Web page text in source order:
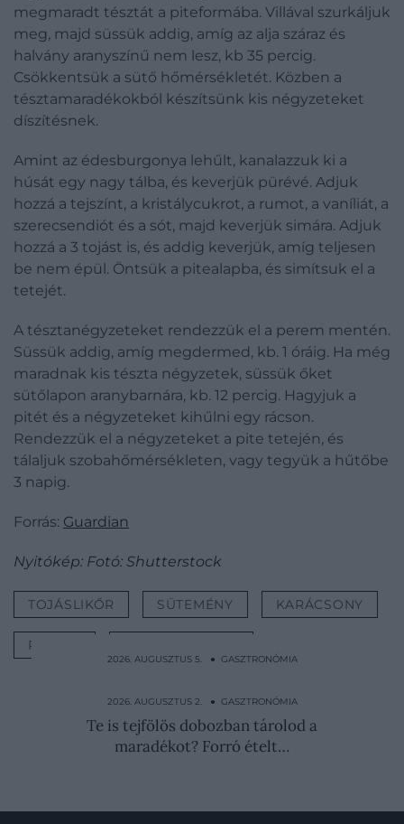
megmaradt tésztát a piteformába. Villával szurkáljuk
meg, majd süssük addig, amíg az alja száraz és
halvány aranyszínű nem lesz, kb 35 percig.
Csökkentsük a sütő hőmérsékletét. Közben a
tésztamaradékokból készítsünk kis négyzeteket
díszítésnek.
Amint az édesburgonya lehűlt, kanalazzuk ki a
húsát egy nagy tálba, és keverjük pürévé. Adjuk
hozzá a tejszínt, a kristálycukrot, a rumot, a vaníliát, a
szerecsendiót és a sót, majd keverjük simára. Adjuk
hozzá a 3 tojást is, és addig keverjük, amíg teljesen
be nem épül. Öntsük a pitealapba, és simítsuk el a
tetejét.
A tésztanégyzeteket rendezzük el a perem mentén.
Süssük addig, amíg megdermed, kb. 1 óráig. Ha még
maradnak kis tészta négyzetek, süssük őket
sütőlapon aranybarnára, kb. 12 percig. Hagyjuk a
pitét és a négyzeteket kihűlni egy rácson.
Rendezzük el a négyzeteket a pite tetején, és
tálaljuk szobahőmérsékleten, vagy tegyük a hűtőbe
3 napig.
Forrás: Guardian
Nyitókép: Fotó: Shutterstock
TOJÁSLIKŐR SÜTEMÉNY KARÁCSONY
RECEPT
2026. AUGUSZTUS 5. ● GASZTRONÓMIA
pácolt tojás
2026. AUGUSZTUS 2. ● GASZTRONÓMIA
Te is tejfölös dobozban tárolod a
maradékot? Forró ételt…